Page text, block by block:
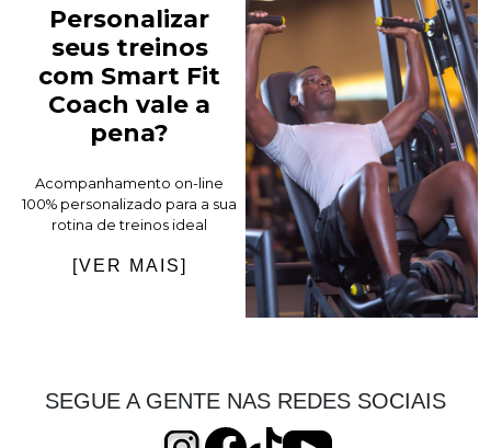
Personalizar
seus treinos
com Smart Fit
Coach vale a
pena?
Acompanhamento on-line
100% personalizado para a sua
rotina de treinos ideal
[VER MAIS]
SEGUE A GENTE NAS REDES SOCIAIS